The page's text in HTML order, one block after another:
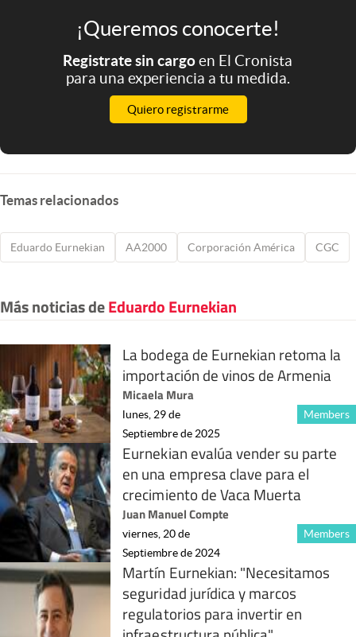
¡Queremos conocerte!
Registrate sin cargoen El Cronista
para una experiencia a tu medida.
Quiero registrarme
Temas relacionados
Eduardo Eurnekian AA2000 Corporación América CGC
Más noticias deEduardo Eurnekian
La bodega de Eurnekian retoma la
importación de vinos de Armenia
Micaela Mura
Members
lunes, 29 de
Septiembre de 2025
Eurnekian evalúa vender su parte
en una empresa clave para el
crecimiento de Vaca Muerta
Juan Manuel Compte
Members
viernes, 20 de
Septiembre de 2024
Martín Eurnekian: "Necesitamos
seguridad jurídica y marcos
regulatorios para invertir en